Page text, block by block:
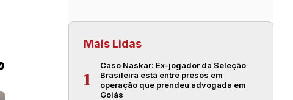
Mais Lidas
1
Caso Naskar: Ex-jogador da Seleção
Brasileira está entre presos em
operação que prendeu advogada em
Goiás